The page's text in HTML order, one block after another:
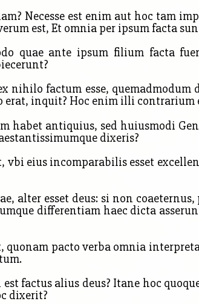
Necesse est enim aut hoc tam
est, Et omnia per ipsum facta
quae ante ipsum filium facta
nihilo factum esse,
inquit? Hoc enim illi contrarium
habet antiquius, sed huiusmodi
dixeris?
vbi eius incomparabilis esset
alter esset deus: si non
differentiam haec dicta
quonam pacto verba omnia
est factus alius deus? Itane hoc
dixerit?